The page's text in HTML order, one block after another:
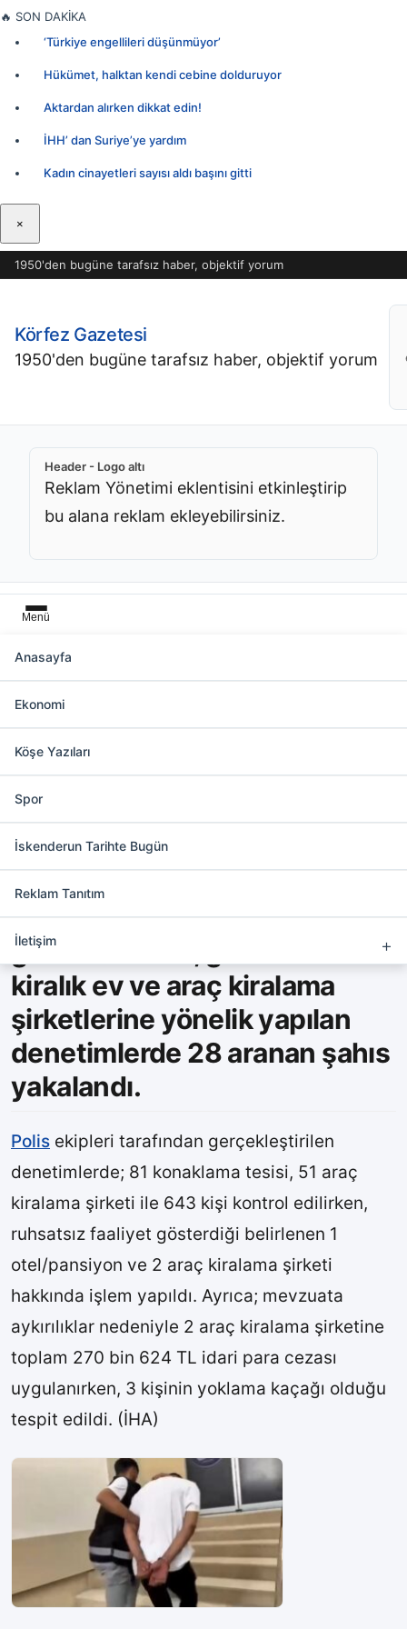
İçeriğe
🔥 SON DAKİKA
‘Türkiye engellileri düşünmüyor’
Hükümet, halktan kendi cebine dolduruyor
Aktardan alırken dikkat edin!
İHH’ dan Suriye’ye yardım
Kadın cinayetleri sayısı aldı başını gitti
×
1950'den bugüne tarafsız haber, objektif yorum
Körfez Gazetesi
1950'den bugüne tarafsız haber, objektif yorum
Header - Logo altı
Reklam Yönetimi eklentisini etkinleştirip
bu alana reklam ekleyebilirsiniz.
Menü
Anasayfa
Ekonomi
Köşe Yazıları
Spor
İskenderun Tarihte Bugün
Reklam Tanıtım
İletişim
Reklam Yönetimi eklentisini etkinleştirip bu
Asayiş Denetiminde 28
Yakalama
Polis ekipleri tarafından il
genelinde otel, günübirlik
kiralık ev ve araç kiralama
şirketlerine yönelik yapılan
denetimlerde 28 aranan şahıs
yakalandı.
Polis ekipleri tarafından gerçekleştirilen
denetimlerde; 81 konaklama tesisi, 51 araç
kiralama şirketi ile 643 kişi kontrol edilirken,
ruhsatsız faaliyet gösterdiği belirlenen 1
otel/pansiyon ve 2 araç kiralama şirketi
hakkında işlem yapıldı. Ayrıca; mevzuata
aykırılıklar nedeniyle 2 araç kiralama şirketine
toplam 270 bin 624 TL idari para cezası
uygulanırken, 3 kişinin yoklama kaçağı olduğu
tespit edildi. (İHA)